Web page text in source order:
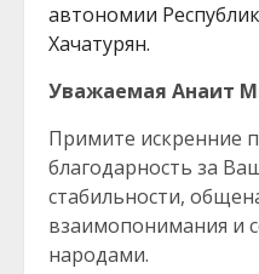
автономии
Хачатурян.
Уважаемая Анаит
Примите искренние
благодарность за
стабильности,
взаимопонимания и
народами.